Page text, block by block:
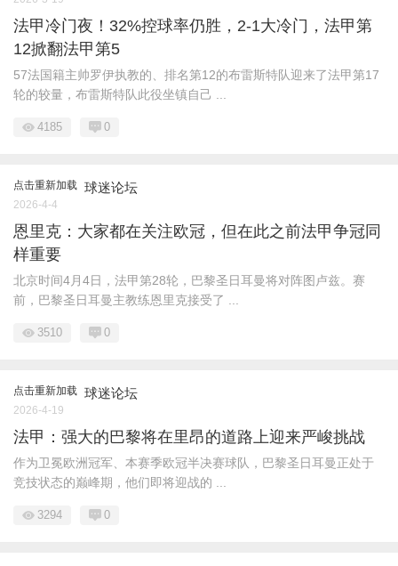
法甲冷门夜！32%控球率仍胜，2-1大冷门，法甲第
12掀翻法甲第5
57法国籍主帅罗伊执教的、排名第12的布雷斯特队迎来了法甲第17
轮的较量，布雷斯特队此役坐镇自己 ...
4185 0
点击重新加载 球迷论坛
2026-4-4
恩里克：大家都在关注欧冠，但在此之前法甲争冠同
样重要
北京时间4月4日，法甲第28轮，巴黎圣日耳曼将对阵图卢兹。赛
前，巴黎圣日耳曼主教练恩里克接受了 ...
3510 0
点击重新加载 球迷论坛
2026-4-19
法甲：强大的巴黎将在里昂的道路上迎来严峻挑战
作为卫冕欧洲冠军、本赛季欧冠半决赛球队，巴黎圣日耳曼正处于
竞技状态的巅峰期，他们即将迎战的 ...
3294 0